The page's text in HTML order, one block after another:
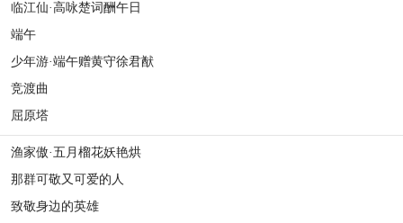
临江仙·高咏楚词酬午日
端午
少年游·端午赠黄守徐君猷
竞渡曲
屈原塔
渔家傲·五月榴花妖艳烘
那群可敬又可爱的人
致敬身边的英雄